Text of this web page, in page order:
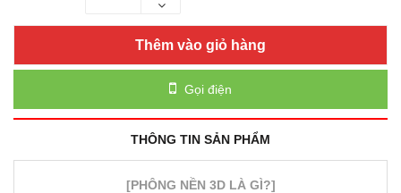
Thêm vào giỏ hàng
Gọi điện
THÔNG TIN SẢN PHẨM
[PHÔNG NỀN 3D LÀ GÌ?]